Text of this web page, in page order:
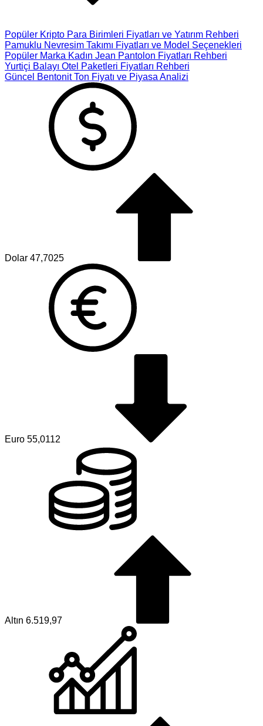
Popüler Kripto Para Birimleri Fiyatları ve Yatırım Rehberi
Pamuklu Nevresim Takımı Fiyatları ve Model Seçenekleri
Popüler Marka Kadın Jean Pantolon Fiyatları Rehberi
Yurtiçi Balayı Otel Paketleri Fiyatları Rehberi
Güncel Bentonit Ton Fiyatı ve Piyasa Analizi
Dolar 47,7025
Euro 55,0112
Altın 6.519,97